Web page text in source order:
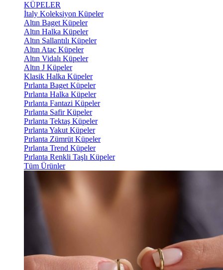
KÜPELER
İtaly Koleksiyon Küpeler
Altın Baget Küpeler
Altın Halka Küpeler
Altın Sallantılı Küpeler
Altın Ataç Küpeler
Altın Vidalı Küpeler
Altın J Küpeler
Klasik Halka Küpeler
Pırlanta Baget Küpeler
Pırlanta Halka Küpeler
Pırlanta Fantazi Küpeler
Pırlanta Safir Küpeler
Pırlanta Tektaş Küpeler
Pırlanta Yakut Küpeler
Pırlanta Zümrüt Küpeler
Pırlanta Trend Küpeler
Pırlanta Renkli Taşlı Küpeler
Tüm Ürünler